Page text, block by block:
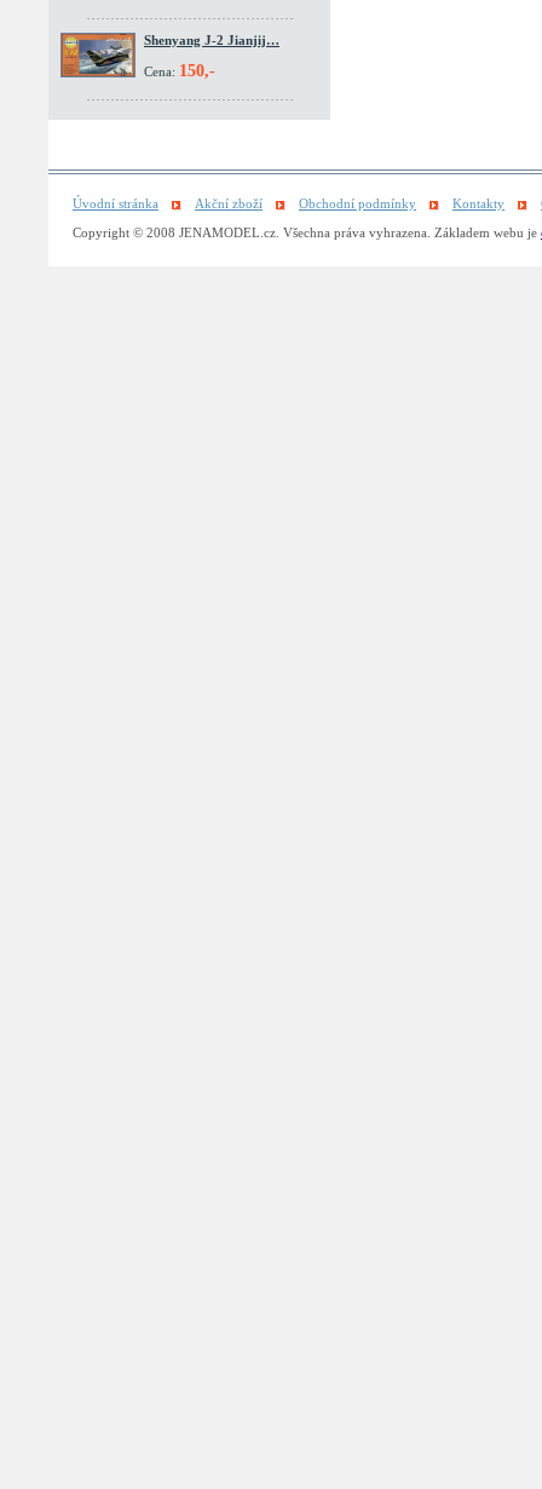
Shenyang J-2 Jianjij…
Cena: 150,-
Úvodní stránka Akční zboží Obchodní podmínky Kontakty
Copyright © 2008 JENAMODEL.cz. Všechna práva vyhrazena. Základem webu je